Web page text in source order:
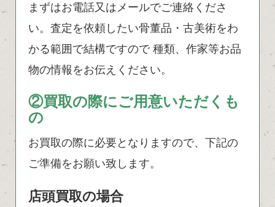
まずはお電話又はメールでご連絡くださ
い。査定を依頼したい骨董品・古美術をわ
かる範囲で結構ですので 種類、作家等お品
物の情報をお伝えください。
②買取の際にご用意いただくも
の
お買取の際に必要となりますので、下記の
ご準備をお願い致します。
店頭買取の場合